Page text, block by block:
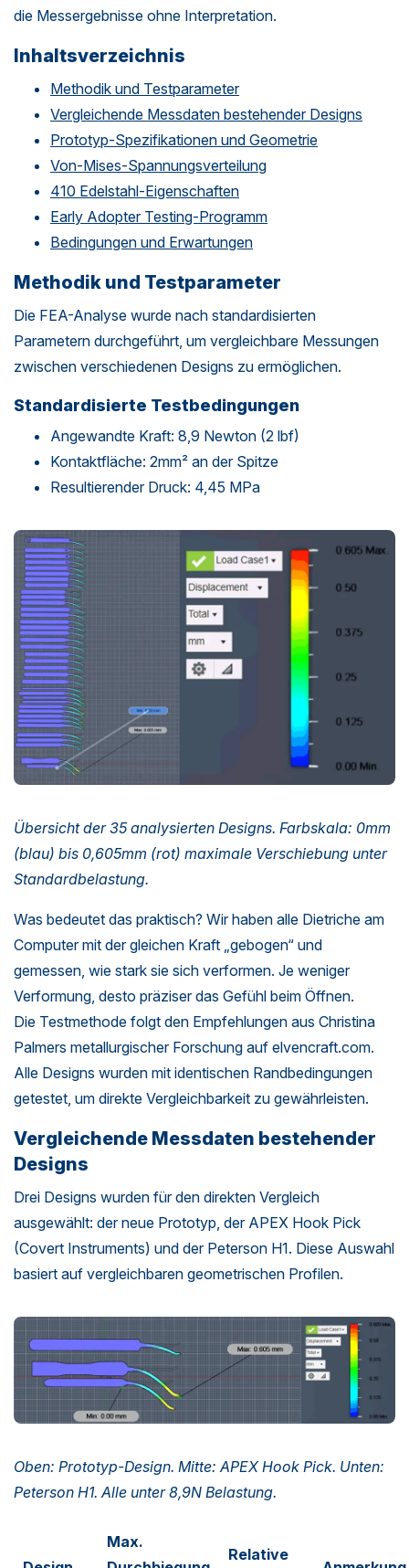
die Messergebnisse ohne Interpretation.
Inhaltsverzeichnis
Methodik und Testparameter
Vergleichende Messdaten bestehender Designs
Prototyp-Spezifikationen und Geometrie
Von-Mises-Spannungsverteilung
410 Edelstahl-Eigenschaften
Early Adopter Testing-Programm
Bedingungen und Erwartungen
Methodik und Testparameter
Die FEA-Analyse wurde nach standardisierten
Parametern durchgeführt, um vergleichbare Messungen
zwischen verschiedenen Designs zu ermöglichen.
Standardisierte Testbedingungen
Angewandte Kraft: 8,9 Newton (2 lbf)
Kontaktfläche: 2mm² an der Spitze
Resultierender Druck: 4,45 MPa
Übersicht der 35 analysierten Designs. Farbskala: 0mm
(blau) bis 0,605mm (rot) maximale Verschiebung unter
Standardbelastung.
Was bedeutet das praktisch? Wir haben alle Dietriche am
Computer mit der gleichen Kraft „gebogen“ und
gemessen, wie stark sie sich verformen. Je weniger
Verformung, desto präziser das Gefühl beim Öffnen.
Die Testmethode folgt den Empfehlungen aus Christina
Palmers metallurgischer Forschung auf elvencraft.com.
Alle Designs wurden mit identischen Randbedingungen
getestet, um direkte Vergleichbarkeit zu gewährleisten.
Vergleichende Messdaten bestehender
Designs
Drei Designs wurden für den direkten Vergleich
ausgewählt: der neue Prototyp, der APEX Hook Pick
(Covert Instruments) und der Peterson H1. Diese Auswahl
basiert auf vergleichbaren geometrischen Profilen.
Oben: Prototyp-Design. Mitte: APEX Hook Pick. Unten:
Peterson H1. Alle unter 8,9N Belastung.
Max.
Relative